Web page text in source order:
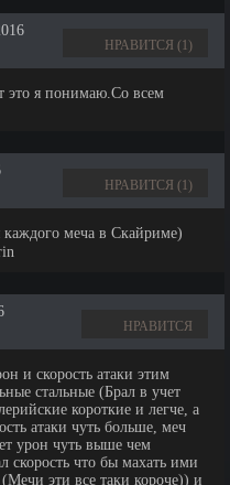
НРАВИТСЯ (1)
это я понимаю.Со всем
НРАВИТСЯ (1)
меча в Скайриме)
НРАВИТСЯ
и скорость атаки этим
стальные (Брал в учет
короткие и легче, а
атаки чуть больше, меч
урон чуть выше чем
скорость что бы махать ими
эти все таки короче)) и